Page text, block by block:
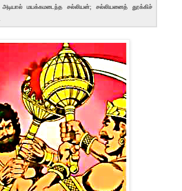
அடியால் மயக்கமடைந்த சல்லியன்; சல்லியனைத் தூக்கிச்